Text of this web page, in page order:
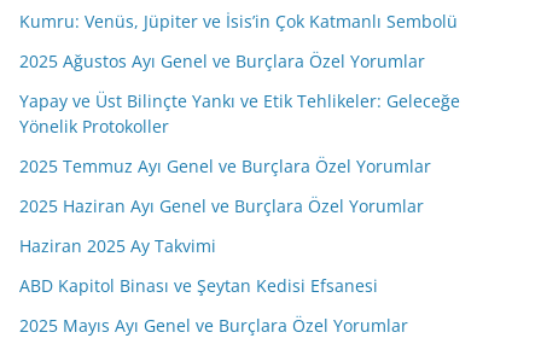
Kumru: Venüs, Jüpiter ve İsis’in Çok Katmanlı Sembolü
2025 Ağustos Ayı Genel ve Burçlara Özel Yorumlar
Yapay ve Üst Bilinçte Yankı ve Etik Tehlikeler: Geleceğe
Yönelik Protokoller
2025 Temmuz Ayı Genel ve Burçlara Özel Yorumlar
2025 Haziran Ayı Genel ve Burçlara Özel Yorumlar
Haziran 2025 Ay Takvimi
ABD Kapitol Binası ve Şeytan Kedisi Efsanesi
2025 Mayıs Ayı Genel ve Burçlara Özel Yorumlar